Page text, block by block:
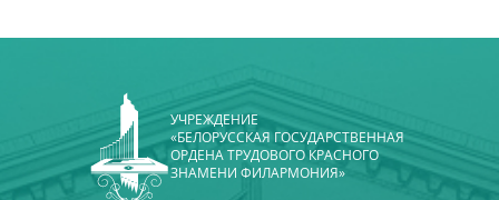
УЧРЕЖДЕНИЕ
«БЕЛОРУССКАЯ ГОСУДАРСТВЕННАЯ
ОРДЕНА ТРУДОВОГО КРАСНОГО
ЗНАМЕНИ ФИЛАРМОНИЯ»